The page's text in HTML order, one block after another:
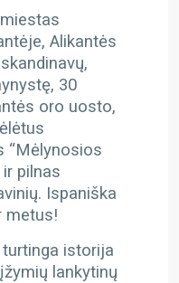
Alikantės
30
oro uosto,
“Mėlynosios
pilnas
Ispaniška
metus!
istorija
lankytinų